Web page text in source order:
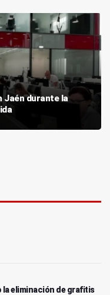
Jaén durante la
la eliminación de grafitis